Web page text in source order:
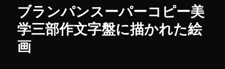
ブランパンスーパーコピー美
学三部作文字盤に描かれた絵
画